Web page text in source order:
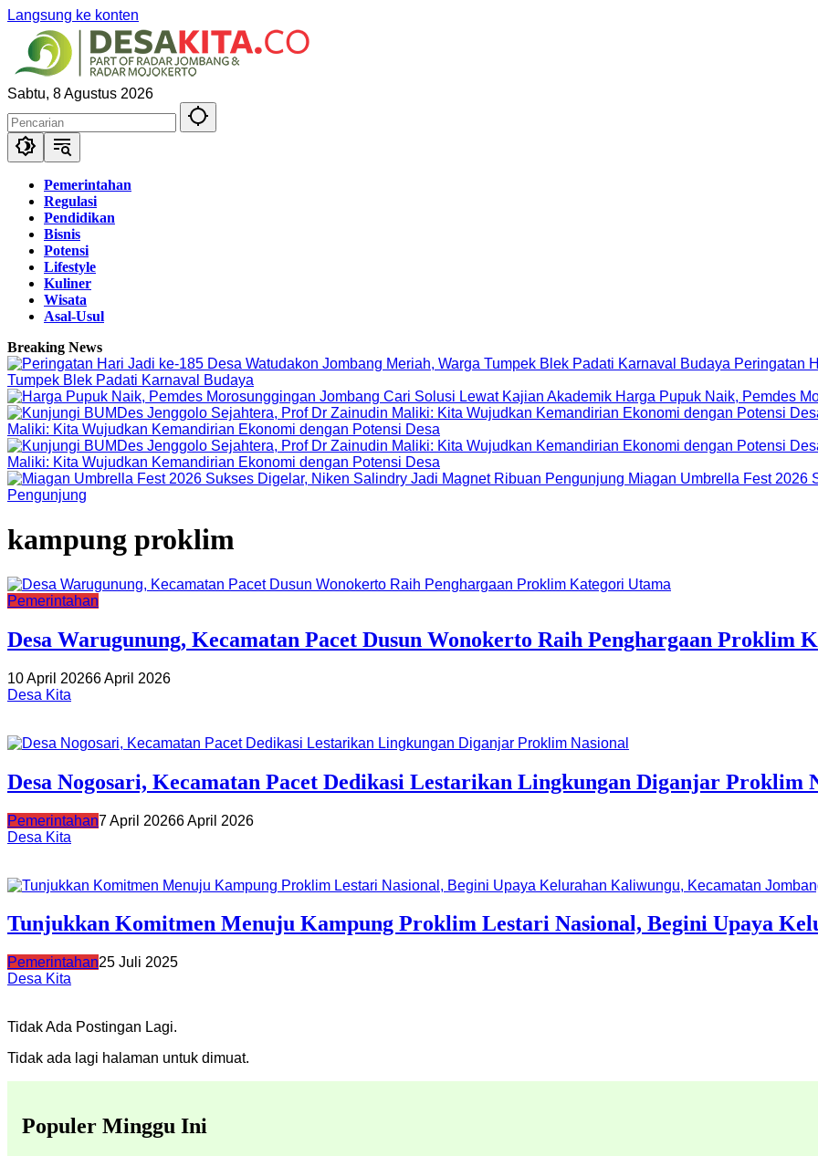
Langsung ke konten
Sabtu, 8 Agustus 2026
Pemerintahan
Regulasi
Pendidikan
Bisnis
Potensi
Lifestyle
Kuliner
Wisata
Asal-Usul
Breaking News
Peringatan
Tumpek Blek Padati Karnaval Budaya
Harga Pupuk Naik, Pemdes
Maliki: Kita Wujudkan Kemandirian Ekonomi dengan Potensi Desa
Maliki: Kita Wujudkan Kemandirian Ekonomi dengan Potensi Desa
Miagan Umbrella Fest 2026
Pengunjung
kampung proklim
Pemerintahan
Desa Warugunung, Kecamatan Pacet Dusun Wonokerto Raih Penghargaan Proklim
10 April 20266 April 2026
Desa Kita
Desa Nogosari, Kecamatan Pacet Dedikasi Lestarikan Lingkungan Diganjar Proklim
Pemerintahan7 April 20266 April 2026
Desa Kita
Tunjukkan Komitmen Menuju Kampung Proklim Lestari Nasional, Begini Upaya
Pemerintahan25 Juli 2025
Desa Kita
Tidak Ada Postingan Lagi.
Tidak ada lagi halaman untuk dimuat.
Populer Minggu Ini